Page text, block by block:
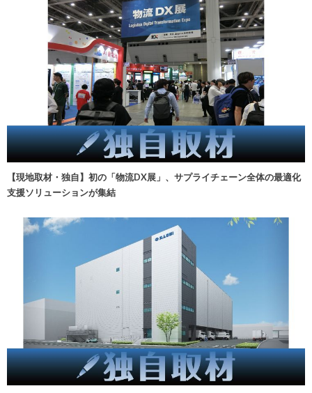
【現地取材・独自】初の「物流DX展」、サプライチェーン全体の最適化
支援ソリューションが集結